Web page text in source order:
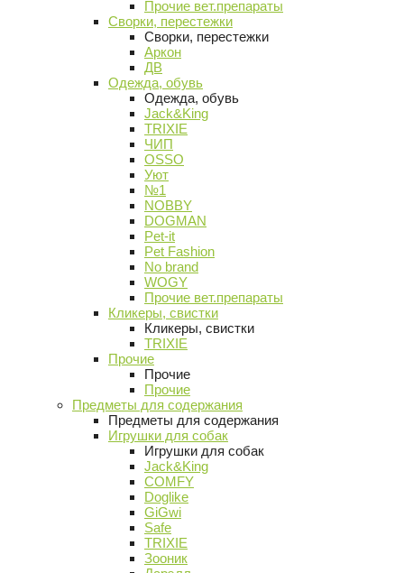
Прочие вет.препараты
Сворки, перестежки
Сворки, перестежки
Аркон
ДВ
Одежда, обувь
Одежда, обувь
Jack&King
TRIXIE
ЧИП
OSSO
Уют
№1
NOBBY
DOGMAN
Pet-it
Pet Fashion
No brand
WOGY
Прочие вет.препараты
Кликеры, свистки
Кликеры, свистки
TRIXIE
Прочие
Прочие
Прочие
Предметы для содержания
Предметы для содержания
Игрушки для собак
Игрушки для собак
Jack&King
COMFY
Doglike
GiGwi
Safe
TRIXIE
Зооник